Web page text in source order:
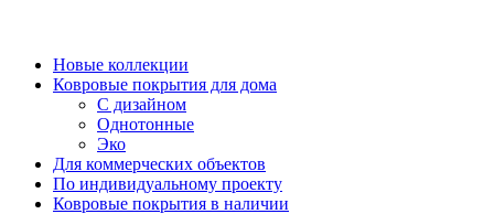
Новые коллекции
Ковровые покрытия для дома
С дизайном
Однотонные
Эко
Для коммерческих объектов
По индивидуальному проекту
Ковровые покрытия в наличии